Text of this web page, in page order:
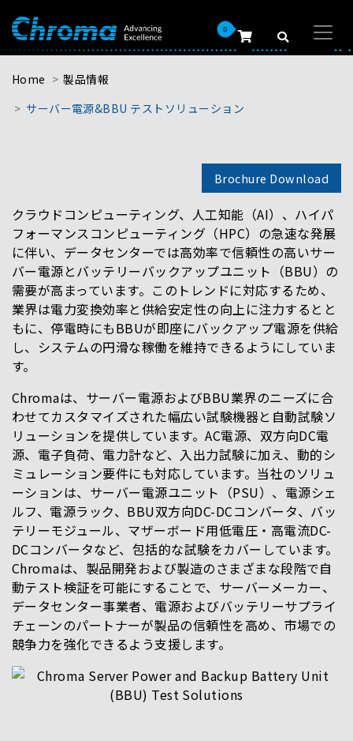
0
Home
製品情報
サーバー電源&BBU テストソリューション
Brochure Download
クラウドコンピューティング、人工知能（AI）、ハイパ
フォーマンスコンピューティング（HPC）の急速な発展
に伴い、データセンターでは高効率で信頼性の高いサー
バー電源とバッテリーバックアップユニット（BBU）の
需要が高まっています。このトレンドに対応するため、
業界は電力変換効率と供給安定性の向上に注力するとと
もに、停電時にもBBUが即座にバックアップ電源を供給
し、システムの円滑な稼働を維持できるようにしていま
す。
Chromaは、サーバー電源およびBBU業界のニーズに合
わせてカスタマイズされた幅広い試験機器と自動試験ソ
リューションを提供しています。AC電源、双方向DC電
源、電子負荷、電力計など、入出力試験に加え、動的シ
ミュレーション要件にも対応しています。当社のソリュ
ーションは、サーバー電源ユニット（PSU）、電源シェ
ルフ、電源ラック、BBU双方向DC-DCコンバータ、バッ
テリーモジュール、マザーボード用低電圧・高電流DC-
DCコンバータなど、包括的な試験をカバーしています。
Chromaは、製品開発および製造のさまざまな段階で自
動テスト検証を可能にすることで、サーバーメーカー、
データセンター事業者、電源およびバッテリーサプライ
チェーンのパートナーが製品の信頼性を高め、市場での
競争力を強化できるよう支援します。